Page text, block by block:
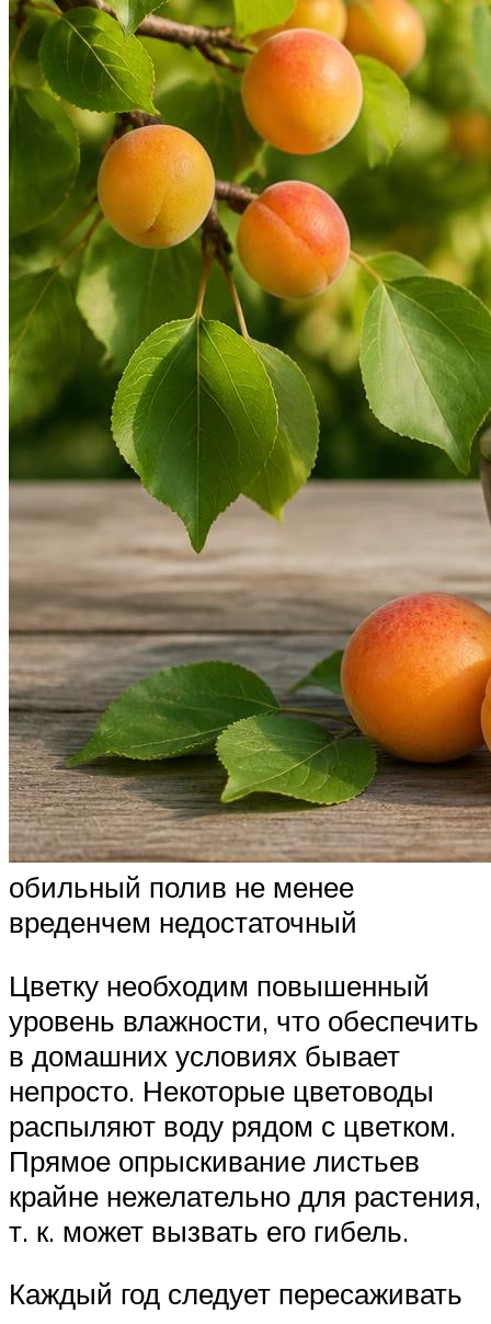
обильный полив не менее
вреденчем недостаточный
Цветку необходим повышенный
уровень влажности, что обеспечить
в домашних условиях бывает
непросто. Некоторые цветоводы
распыляют воду рядом с цветком.
Прямое опрыскивание листьев
крайне нежелательно для растения,
т. к. может вызвать его гибель.
Каждый год следует пересаживать